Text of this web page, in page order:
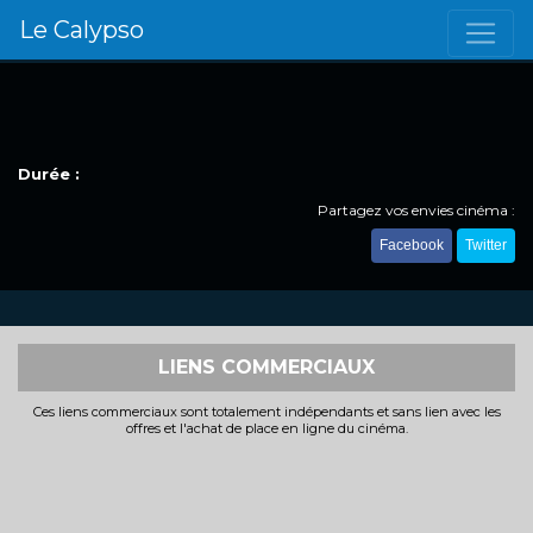
Le Calypso
Durée :
Partagez vos envies cinéma :
Facebook Twitter
LIENS COMMERCIAUX
Ces liens commerciaux sont totalement indépendants et sans lien avec les
offres et l'achat de place en ligne du cinéma.